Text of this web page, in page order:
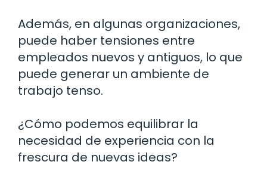
Además, en algunas organizaciones,
puede haber tensiones entre
empleados nuevos y antiguos, lo que
puede generar un ambiente de
trabajo tenso.
¿Cómo podemos equilibrar la
necesidad de experiencia con la
frescura de nuevas ideas?